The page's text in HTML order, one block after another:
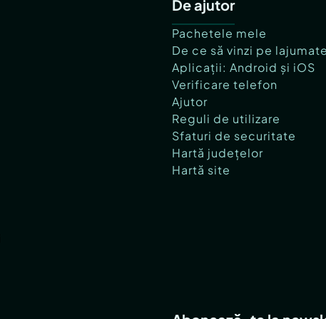
De ajutor
Pachetele mele
De ce să vinzi pe
Aplicații: Android și iOS
Verificare telefon
Ajutor
Reguli de utilizare
Sfaturi de securitate
Hartă județelor
Hartă site